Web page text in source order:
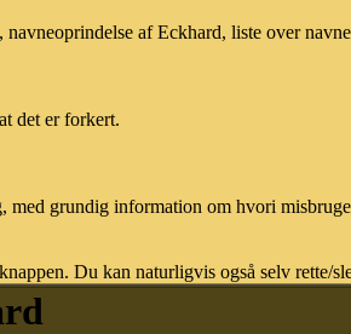
af Eckhard, liste over
det er forkert.
grundig information om hvori
Du kan naturligvis også selv rette/